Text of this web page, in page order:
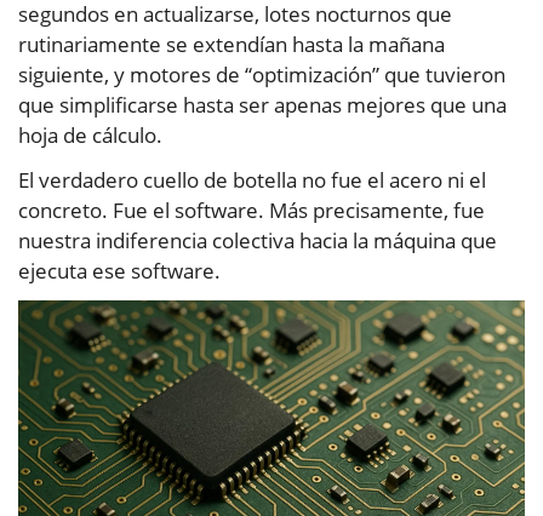
segundos en actualizarse, lotes nocturnos que
rutinariamente se extendían hasta la mañana
siguiente, y motores de “optimización” que tuvieron
que simplificarse hasta ser apenas mejores que una
hoja de cálculo.
El verdadero cuello de botella no fue el acero ni el
concreto. Fue el software. Más precisamente, fue
nuestra indiferencia colectiva hacia la máquina que
ejecuta ese software.